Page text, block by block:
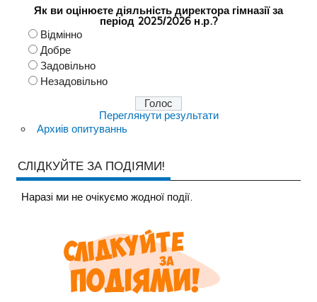
Як ви оцінюєте діяльність директора гімназії за
період 2025/2026 н.р.?
Відмінно
Добре
Задовільно
Незадовільно
Переглянути результати
Архиів опитуваннь
СЛІДКУЙТЕ ЗА ПОДІЯМИ!
Наразi ми не очiкуємо жодної події.